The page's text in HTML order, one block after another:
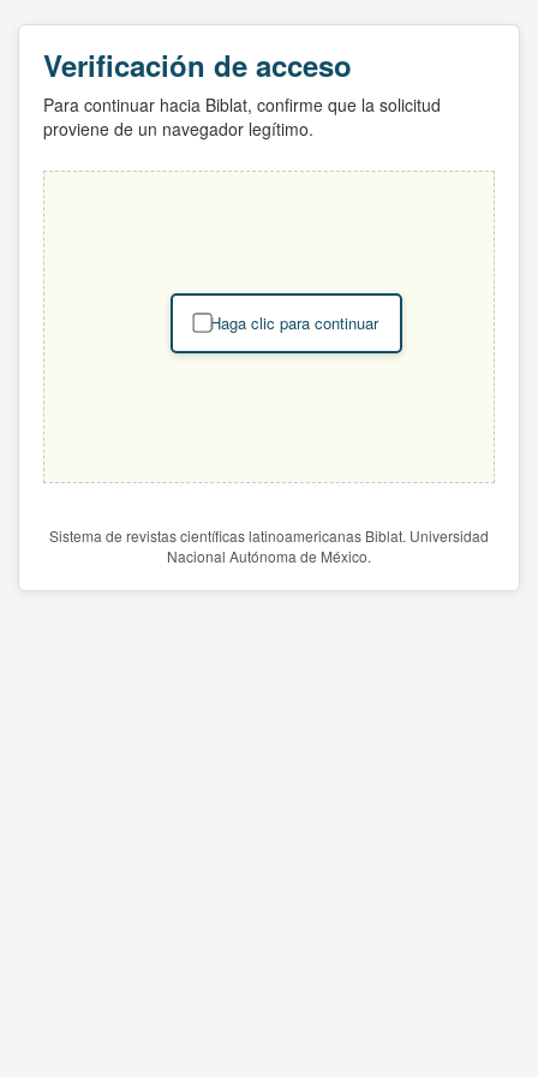
Verificación de acceso
Para continuar hacia Biblat, confirme que la solicitud
proviene de un navegador legítimo.
Haga clic para continuar
Sistema de revistas científicas latinoamericanas Biblat. Universidad
Nacional Autónoma de México.